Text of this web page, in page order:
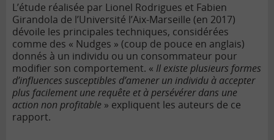
L’étude réalisée par Lionel Rodrigues et Fabien
Girandola de l’Université l’Aix-Marseille (en 2017)
dévoile les principales techniques, considérées
comme des « Nudges » (coup de pouce en anglais)
donnés à un individu ou un consommateur pour
modifier son comportement. « Il existe plusieurs formes
d’influences susceptibles d’amener un individu à accepter
plus facilement une requête et à persévérer dans une
action non profitable » expliquent les auteurs de ce
rapport.